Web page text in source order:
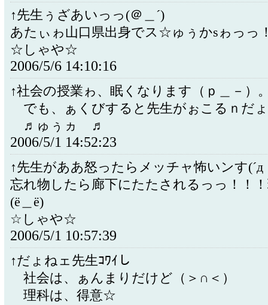
↑先生ぅざあいっっ(＠＿´)
あたぃゎ山口県出身でス☆ゅぅかsゎっっ
☆しゃや☆
2006/5/6 14:10:16
↑社会の授業ゎ、眠くなります（ｐ＿－）
でも、ぁくびすると先生がぉこるｎだ
♬ゅぅヵゝ♬
2006/5/1 14:52:23
↑先生がああ怒ったらメッチャ怖いンす(´д
忘れ物したら廊下にたたされるっっ！！
(ё＿ё)
☆しゃや☆
2006/5/1 10:57:39
↑だょねェ先生ｺﾜｲし
社会は、ぁんまりだけど（＞∩＜）
理科は、得意☆